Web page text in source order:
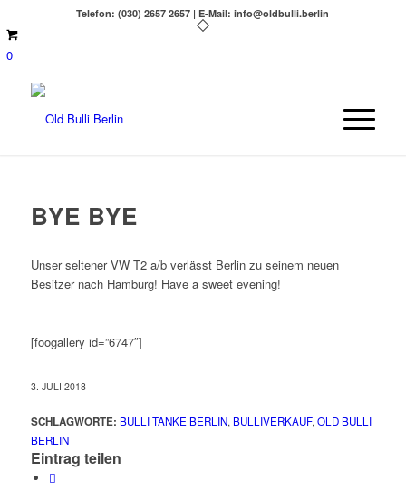
Telefon: (030) 2657 2657 | E-Mail: info@oldbulli.berlin
0
BYE BYE
Unser seltener VW T2 a/b verlässt Berlin zu seinem neuen
Besitzer nach Hamburg! Have a sweet evening!
[foogallery id=”6747″]
3. JULI 2018
SCHLAGWORTE: BULLI TANKE BERLIN, BULLIVERKAUF, OLD BULLI
BERLIN
Eintrag teilen